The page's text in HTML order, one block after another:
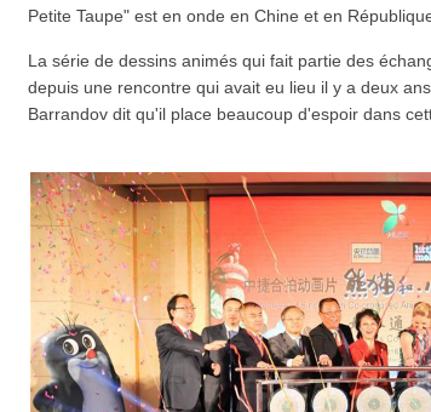
Petite Taupe" est en onde en Chine et en
La série de dessins animés qui fait partie des
depuis une rencontre qui avait eu lieu il y a deux
Barrandov dit qu'il place beaucoup d'espoir dans